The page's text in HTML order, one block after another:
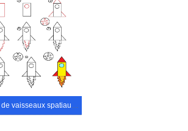
Idées de vaisseaux spatiaux (14)